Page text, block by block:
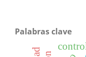
Palabras clave